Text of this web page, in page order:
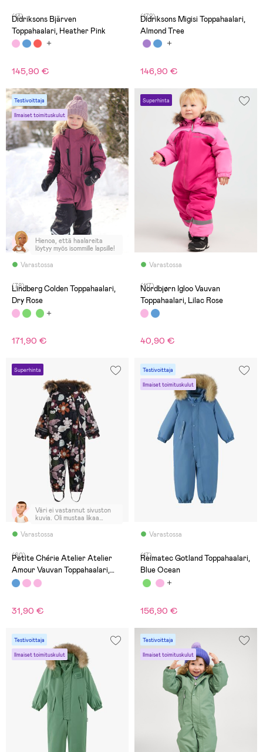
(13)
Didriksons Bjärven
Toppahaalari, Heather Pink
145,90 €
(172)
Didriksons Migisi Toppahaalari,
Almond Tree
146,90 €
Testivoittaja
Ilmaiset toimituskulut
Varastossa
Hienoa, että haalareita
löytyy myös isommille lapsille!
(78)
Lindberg Colden Toppahaalari,
Dry Rose
171,90 €
Superhinta
Varastossa
(117)
Nordbjørn Igloo Vauvan
Toppahaalari, Lilac Rose
40,90 €
Superhinta
Varastossa
Väri ei vastannut sivuston
kuvia. Oli mustaa likaa
tuotteessa.
(60)
Petite Chérie Atelier Atelier
Amour Vauvan Toppahaalari,
Winter Owl Phantom
31,90 €
Testivoittaja
Ilmaiset toimituskulut
Varastossa
(17)
Reimatec Gotland Toppahaalari,
Blue Ocean
156,90 €
Testivoittaja
Ilmaiset toimituskulut
Testivoittaja
Ilmaiset toimituskulut